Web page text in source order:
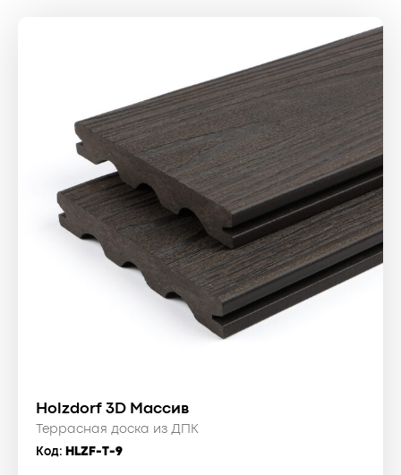
Holzdorf 3D Массив
Террасная доска из ДПК
Код: HLZF-T-9